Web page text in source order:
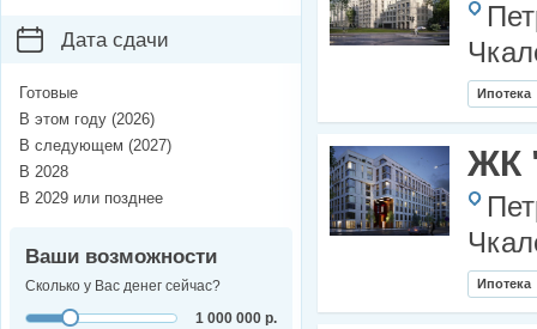
Ипотека
ЖК
Ипотека
Дата сдачи
Готовые
В этом году (2026)
В следующем (2027)
В 2028
В 2029 или позднее
Ваши возможности
Сколько у Вас денег сейчас?
1 000 000 р.